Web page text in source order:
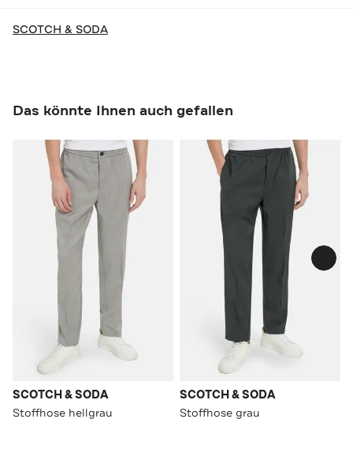
SCOTCH & SODA
Das könnte Ihnen auch gefallen
SCOTCH & SODA
Stoffhose hellgrau
SCOTCH & SODA
Stoffhose grau